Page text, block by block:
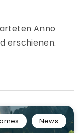
Anno
erschienen.
News